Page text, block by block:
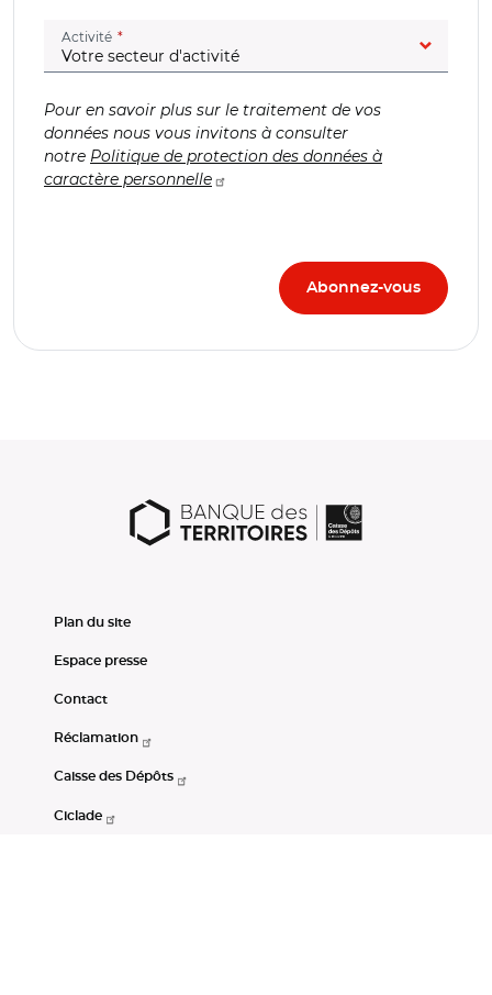
Activité (champ obligatoire)
Pour en savoir plus sur le traitement de vos
données nous vous invitons à consulter
notre Politique de protection des données à
caractère personnelle
Plan du site
Espace presse
Contact
Réclamation
Caisse des Dépôts
Ciclade